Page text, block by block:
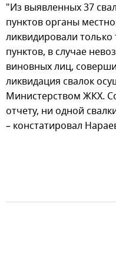
"Из выявленных 37
пунктов органы
ликвидировали
пунктов, в случае
виновных лиц,
ликвидация свалок
Министерством ЖКХ.
отчету, ни одной
– констатировал